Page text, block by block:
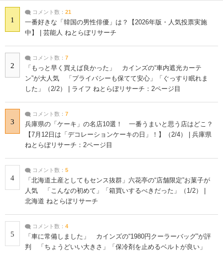
1
コメント数： 21
一番好きな「韓国の男性俳優」は？【2026年版・人気投票実施
中】 | 芸能人 ねとらぼリサーチ
2
コメント数： 7
「もっと早く買えば良かった」 カインズの“車内遮光カーテ
ン”が大人気 「プライバシーも保てて安心」「ぐっすり眠れま
した」（2/2） | ライフ ねとらぼリサーチ：2ページ目
3
コメント数： 7
兵庫県の「ケーキ」の名店10選！ 一番うまいと思う店はどこ？
【7月12日は「デコレーションケーキの日」！】（2/4） | 兵庫県
ねとらぼリサーチ：2ページ目
4
コメント数： 5
「北海道土産としてもセンス抜群」六花亭の“店舗限定”お菓子が
人気 「こんなの初めて」「箱買いするべきだった」（1/2） |
北海道 ねとらぼリサーチ
5
コメント数： 4
「車に常備しました」 カインズの“1980円クーラーバッグ”が評
判 「ちょうどいい大きさ」「保冷剤を止めるベルトが良い」